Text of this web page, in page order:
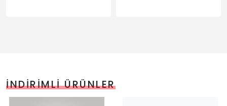
İNDIRIMLI ÜRÜNLER